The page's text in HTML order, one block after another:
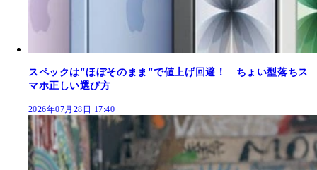
スペックは"ほぼそのまま"で値上げ回避！ ちょい型落ちス
マホ正しい選び方
2026年07月28日 17:40